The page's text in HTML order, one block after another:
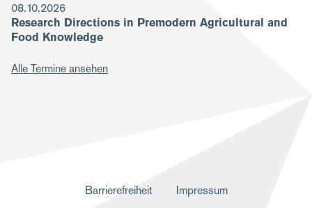
08.10.2026
Research Directions in Premodern Agricultural and
Food Knowledge
Alle Termine ansehen
Barrierefreiheit Impressum